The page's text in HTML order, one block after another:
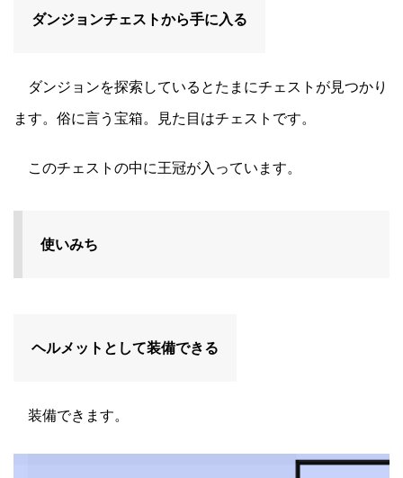
ダンジョンチェストから手に入る
ダンジョンを探索しているとたまにチェストが見つかり
ます。俗に言う宝箱。見た目はチェストです。
このチェストの中に王冠が入っています。
使いみち
ヘルメットとして装備できる
装備できます。